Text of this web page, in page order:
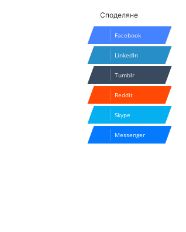
Споделяне
Facebook
LinkedIn
Tumblr
Reddit
Skype
Messenger